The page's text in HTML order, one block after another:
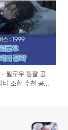
윌로우 통찰 공
티 조합 추천 공략